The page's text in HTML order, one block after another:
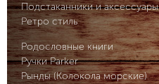
Подстаканники и аксессуары
Ретро стиль
Родословные книги
Ручки Parker
Рынды (Колокола морские)